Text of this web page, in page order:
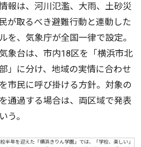
報は、河川氾濫、大雨、土砂災
が取るべき避難行動と連動した
を、気象庁が全国一律で設定。
象台は、市内18区を「横浜市北
」に分け、地域の実情に合わせ
市民に呼び掛ける方針。対象の
通過する場合は、両区域で発表
う。